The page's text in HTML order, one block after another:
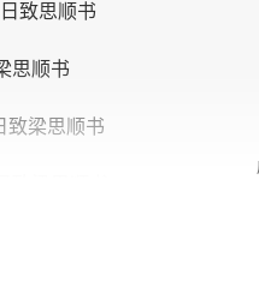
致思顺书
思顺书
致梁思顺书
致梁思顺书